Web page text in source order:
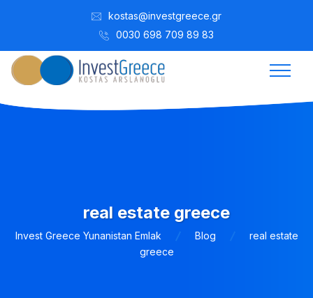
kostas@investgreece.gr
0030 698 709 89 83
real estate greece
Invest Greece Yunanistan Emlak Blog
real estate
greece